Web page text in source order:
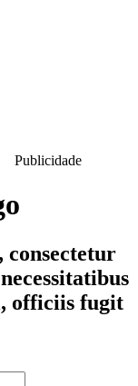
Publicidade
officiis fugit